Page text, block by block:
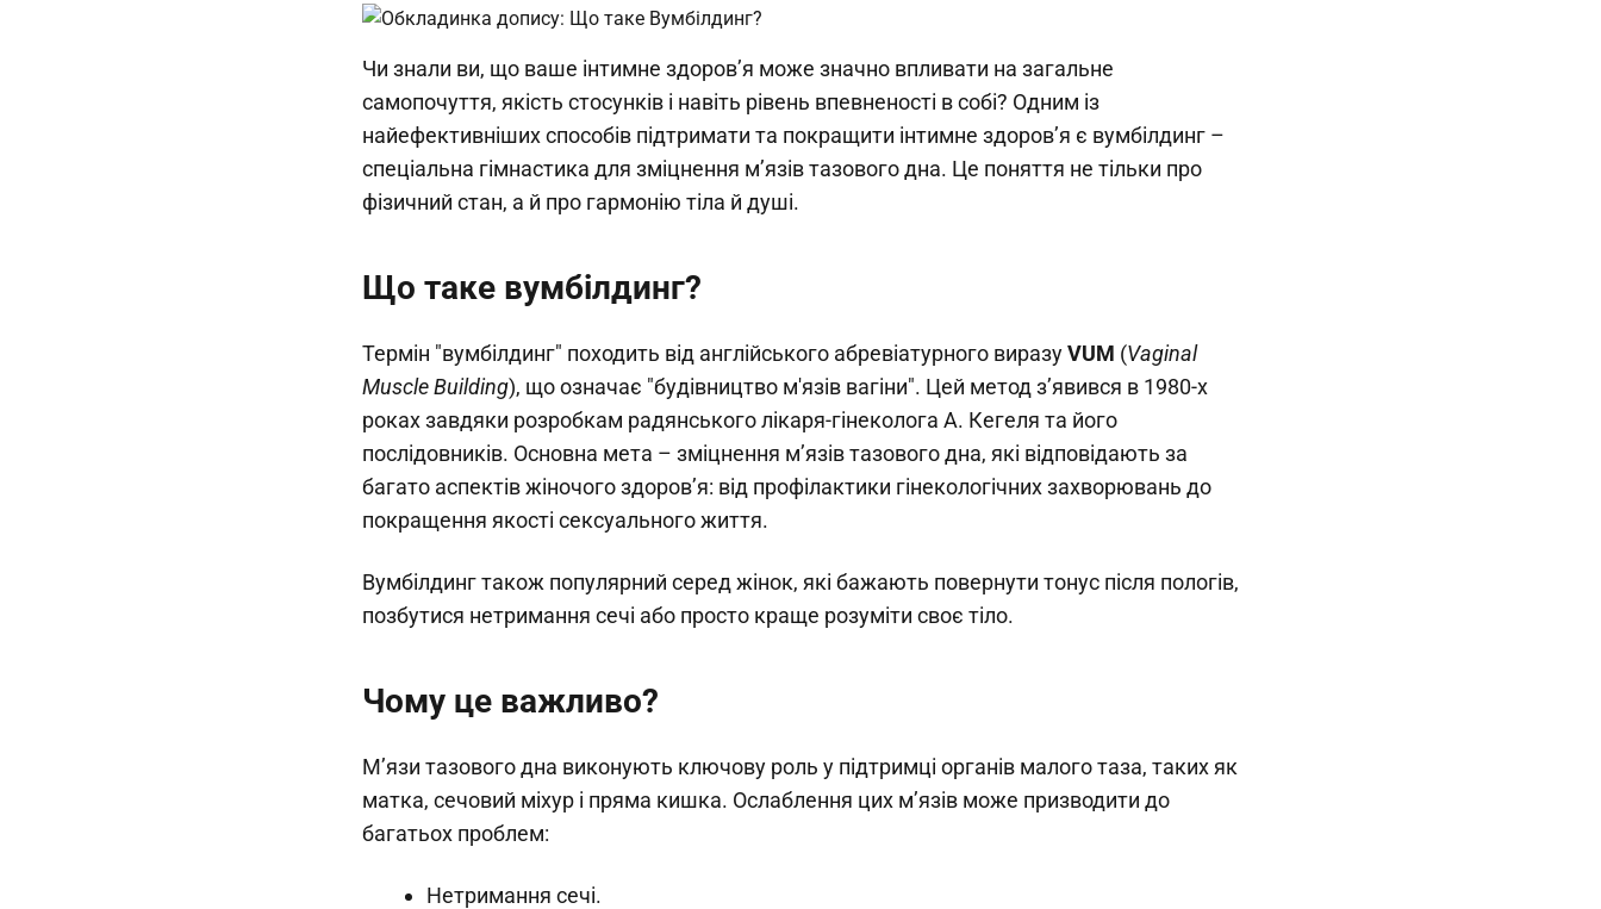
Чи знали ви, що ваше інтимне здоров’я може значно впливати на загальне
самопочуття, якість стосунків і навіть рівень впевненості в собі? Одним із
найефективніших способів підтримати та покращити інтимне здоров’я є вумбілдинг –
спеціальна гімнастика для зміцнення м’язів тазового дна. Це поняття не тільки про
фізичний стан, а й про гармонію тіла й душі.
Що таке вумбілдинг?
Термін "вумбілдинг" походить від англійського абревіатурного виразуVUM (Vaginal
Muscle Building), що означає "будівництво м'язів вагіни". Цей метод з’явився в 1980-х
роках завдяки розробкам радянського лікаря-гінеколога А. Кегеля та його
послідовників. Основна мета – зміцнення м’язів тазового дна, які відповідають за
багато аспектів жіночого здоров’я: від профілактики гінекологічних захворювань до
покращення якості сексуального життя.
Вумбілдинг також популярний серед жінок, які бажають повернути тонус після пологів,
позбутися нетримання сечі або просто краще розуміти своє тіло.
Чому це важливо?
М’язи тазового дна виконують ключову роль у підтримці органів малого таза, таких як
матка, сечовий міхур і пряма кишка. Ослаблення цих м’язів може призводити до
багатьох проблем:
Нетримання сечі.